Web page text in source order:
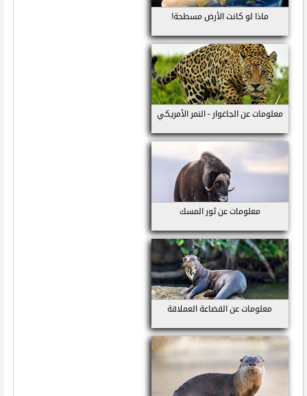
ماذا لو كانت الأرض مسطحة!
معلومات عن الجاغوار - النمر الأمريكي
معلومات عن ثور المسك
معلومات عن القضاعة العملاقة